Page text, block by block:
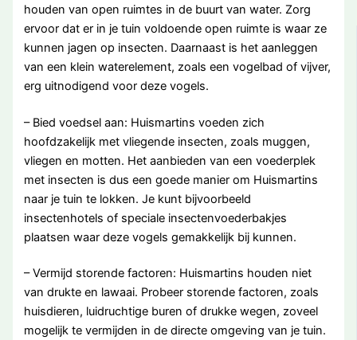
houden van open ruimtes in de buurt van water. Zorg
ervoor dat er in je tuin voldoende open ruimte is waar ze
kunnen jagen op insecten. Daarnaast is het aanleggen
van een klein waterelement, zoals een vogelbad of vijver,
erg uitnodigend voor deze vogels.
– Bied voedsel aan: Huismartins voeden zich
hoofdzakelijk met vliegende insecten, zoals muggen,
vliegen en motten. Het aanbieden van een voederplek
met insecten is dus een goede manier om Huismartins
naar je tuin te lokken. Je kunt bijvoorbeeld
insectenhotels of speciale insectenvoederbakjes
plaatsen waar deze vogels gemakkelijk bij kunnen.
– Vermijd storende factoren: Huismartins houden niet
van drukte en lawaai. Probeer storende factoren, zoals
huisdieren, luidruchtige buren of drukke wegen, zoveel
mogelijk te vermijden in de directe omgeving van je tuin.